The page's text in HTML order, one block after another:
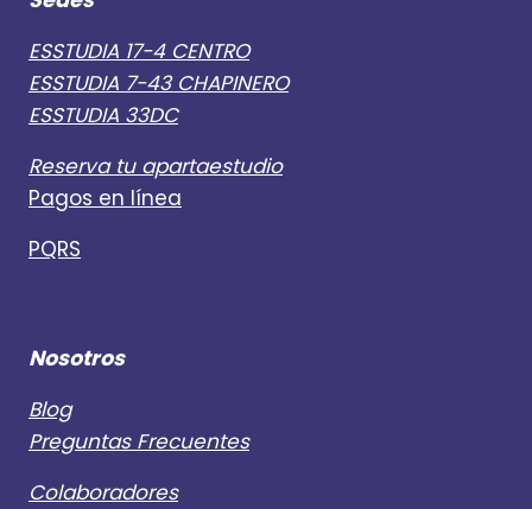
ESSTUDIA 17-4 CENTRO
ESSTUDIA 7-43 CHAPINERO
ESSTUDIA 33DC
Reserva tu apartaestudio
Pagos en línea
PQRS
Nosotros
Blog
Preguntas Frecuentes
Colaboradores